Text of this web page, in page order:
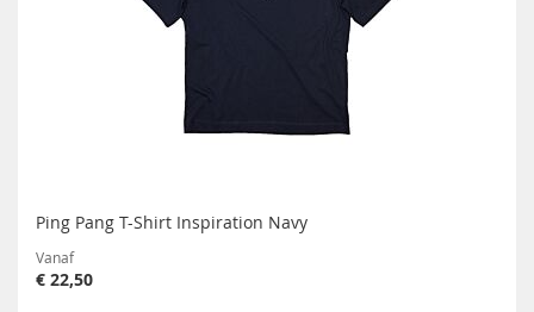
Ping Pang T-Shirt Inspiration Navy
Vanaf
€ 22,50